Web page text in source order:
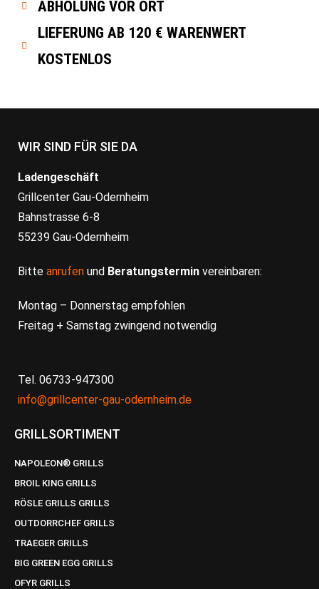
ABHOLUNG VOR ORT
LIEFERUNG AB 120 € WARENWERT
KOSTENLOS
WIR SIND FÜR SIE DA
Ladengeschäft
Grillcenter Gau-Odernheim
Bahnstrasse 6-8
55239 Gau-Odernheim
Bitte anrufen und Beratungstermin vereinbaren:
Montag – Donnerstag empfohlen
Freitag + Samstag zwingend notwendig
Tel. 06733-947300
info@grillcenter-gau-odernheim.de
GRILLSORTIMENT
NAPOLEON® GRILLS
BROIL KING GRILLS
RÖSLE GRILLS GRILLS
OUTDORRCHEF GRILLS
TRAEGER GRILLS
BIG GREEN EGG GRILLS
OFYR GRILLS